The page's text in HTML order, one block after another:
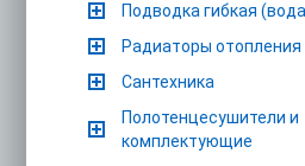
Подводка гибкая
Радиаторы отопления
Сантехника
Полотенцесушители и
комплектующие